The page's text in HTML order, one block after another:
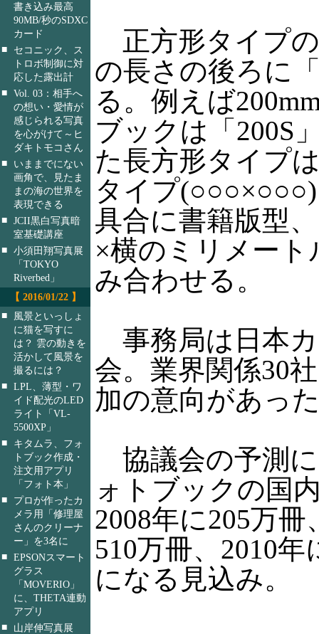
書き込み最高
90MB/秒のSDXC
カード
■
セコニック、ス
トロボ制御に対
応した露出計
■ Vol. 03：相手へ
の想い・愛情が
感じられる写真
を心がけて～ヒ
ダキトモコさん
■
いままでにない
画角で、見たま
まの海の世界を
表現できる
■ JCII黒白写真暗
室基礎講座
■ 小須田翔写真展
「TOKYO
Riverbed」
【 2016/01/22 】
■
風景といっしょ
に猫を写すに
は？ 雲の動きを
活かして風景を
撮るには？
■ LPL、薄型・ワ
イド配光のLED
ライト「VL-
5500XP」
■
キタムラ、フォ
トブック作成・
注文用アプリ
「フォト本」
■
プロが作ったカ
メラ用「修理屋
さんのクリーナ
ー」を3名に
■ EPSONスマート
グラス
「MOVERIO」
に、THETA連動
アプリ
■
山岸伸写真展
正方形タイプ
の長さの後ろに
る。例えば
ブックは「200S
た長方形タイプ
タイプ
具合に書籍版型
×横のミリメート
み合わせる。
事務局は日本
会。業界関係30
加の意向があっ
協議会の予測
ォトブックの国
2008年に205万冊
510万冊、2010年
になる見込み。